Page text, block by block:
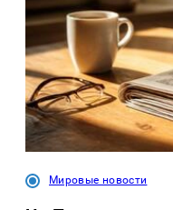
Мировые новости